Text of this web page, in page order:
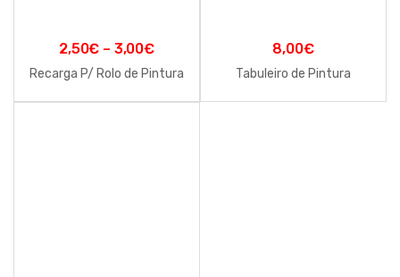
2,50€ – 3,00€
Recarga P/ Rolo de Pintura
8,00€
Tabuleiro de Pintura